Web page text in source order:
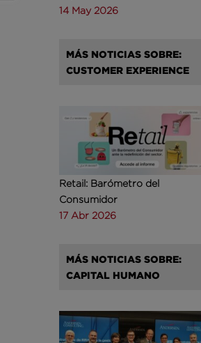
14 May 2026
MÁS NOTICIAS SOBRE:
CUSTOMER EXPERIENCE
Retail: Barómetro del
Consumidor
17 Abr 2026
MÁS NOTICIAS SOBRE:
CAPITAL HUMANO